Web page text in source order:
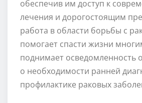
обеспечив им доступ к
лечения и дорогостоящим
работа в области борьбы с
помогает спасти жизни
поднимает осведомленность
о необходимости ранней
профилактике раковых